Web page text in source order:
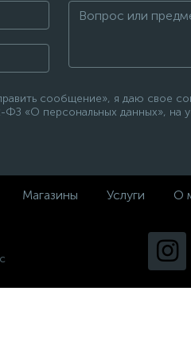
сообщение», я даю свое
«О персональных данных», на
Магазины Услуги О